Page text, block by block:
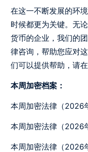
在这一不断发展的环
时候都更为关键。无
货币的企业，我们的
律咨询，帮助您应对
们可以提供帮助，请
本周加密档案：
本周加密法律（2026
本周加密法律（2026
本周加密法律（2026